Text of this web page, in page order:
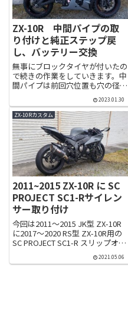
ZX-10R 中間パイプの取
り付けと純正ステップ戻
し、バッテリー交換
無事にブロックタイヤが付いたの
で続きの作業をしていきます。中
間パイプは前回穴位置も穴の径も
て取り付け。加工といっても穴位
置が合うようにハンマーで叩いた
だけですが・・・。思ったより簡
単に曲がってくれました。穴は
バ...
2023.01.30
ZX-10Rカスタム
2011~2015 ZX-10R に SC
PROJECT SC1-Rサイレン
サー取り付け
今回は2011～2015 JK型 ZX-10R
に2017～2020 RS型 ZX-10R用の
SC PROJECT SC1-R スリップオン
が、結論から言うと特に調整もな
2021.05.06